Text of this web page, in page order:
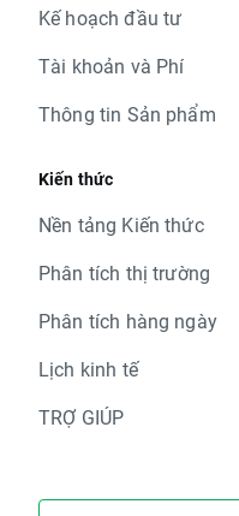
Kế hoạch đầu tư
Tài khoản và Phí
Thông tin Sản phẩm
Kiến thức
Nền tảng Kiến thức
Phân tích thị trường
Phân tích hàng ngày
Lịch kinh tế
TRỢ GIÚP